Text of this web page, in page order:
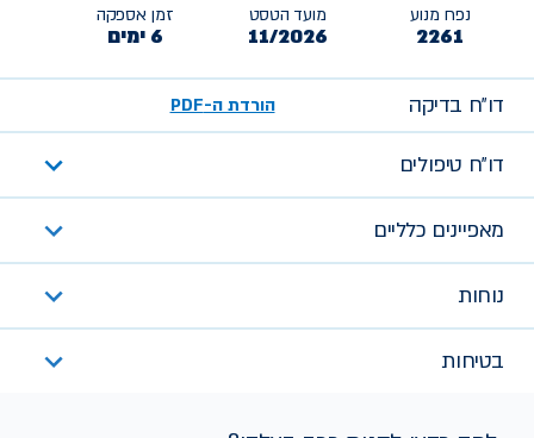
נפח מנוע
2261
מועד הטסט
11/2026
זמן אספקה
6 ימים
דו״ח בדיקה הורדת ה-PDF
דו״ח טיפולים
מאפיינים כלליים
נוחות
בטיחות